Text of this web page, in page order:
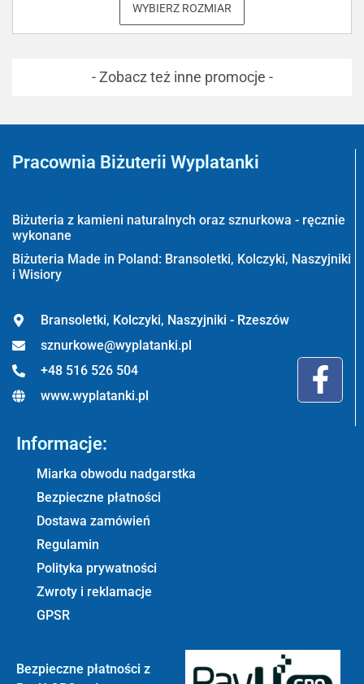
WYBIERZ ROZMIAR
- Zobacz też inne promocje -
Pracownia Biżuterii Wyplatanki
Biżuteria z kamieni naturalnych oraz sznurkowa - ręcznie
wykonane
Biżuteria Made in Poland: Bransoletki, Kolczyki, Naszyjniki
i Wisiory
Bransoletki, Kolczyki, Naszyjniki - Rzeszów
sznurkowe@wyplatanki.pl
+48 516 526 504
www.wyplatanki.pl
Informacje:
Miarka obwodu nadgarstka
Bezpieczne płatności
Dostawa zamówień
Regulamin
Polityka prywatności
Zwroty i reklamacje
GPSR
Bezpieczne płatności z